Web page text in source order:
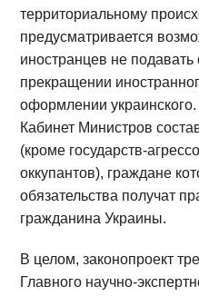
территориальному
предусматривается
иностранцев не подавать
прекращении
оформлении украинского.
Кабинет Министров
(кроме государств-
оккупантов), граждане
обязательства получат
гражданина Украины.
В целом, законопроект
Главного научно-